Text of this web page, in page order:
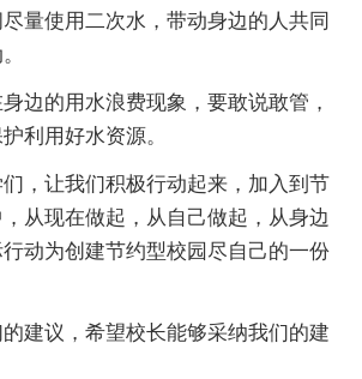
量使用二次水，带动身边的人共同
的用水浪费现象，要敢说敢管，
利用好水资源。
让我们积极行动起来，加入到节
从现在做起，从自己做起，从身边
动为创建节约型校园尽自己的一份
议，希望校长能够采纳我们的建